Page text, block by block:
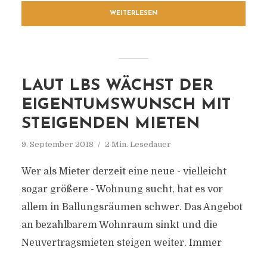
WEITERLESEN
LAUT LBS WÄCHST DER
EIGENTUMSWUNSCH MIT
STEIGENDEN MIETEN
9. September 2018 2 Min. Lesedauer
Wer als Mieter derzeit eine neue - vielleicht
sogar größere - Wohnung sucht, hat es vor
allem in Ballungsräumen schwer. Das Angebot
an bezahlbarem Wohnraum sinkt und die
Neuvertragsmieten steigen weiter. Immer